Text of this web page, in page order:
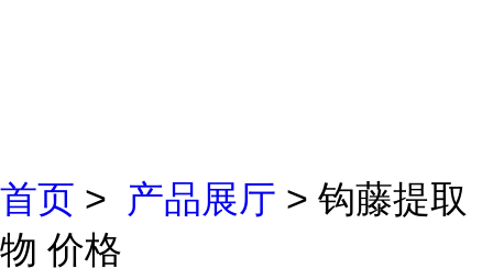
首页 > 产品展厅 > 钩藤提取
物 价格